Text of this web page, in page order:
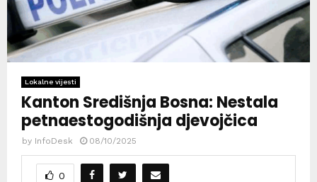
Lokalne vijesti
Kanton Središnja Bosna: Nestala
petnaestogodišnja djevojčica
by InfoDesk 08/10/2025
0